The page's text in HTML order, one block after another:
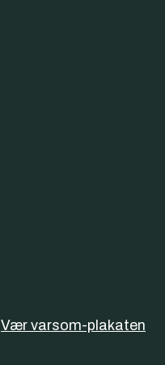
Vær varsom-plakaten